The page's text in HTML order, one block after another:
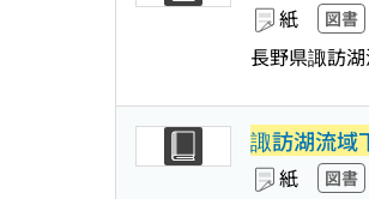
紙 図書
長野県諏訪
諏訪湖流域
紙 図書